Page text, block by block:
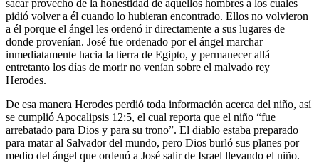
sacar provecho de la honestidad de aquellos hombres a los cuales
pidió volver a él cuando lo hubieran encontrado. Ellos no volvieron
a él porque el ángel les ordenó ir directamente a sus lugares de
donde provenían. José fue ordenado por el ángel marchar
inmediatamente hacia la tierra de Egipto, y permanecer allá
entretanto los días de morir no venían sobre el malvado rey
Herodes.
De esa manera Herodes perdió toda información acerca del niño, así
se cumplió Apocalipsis 12:5, el cual reporta que el niño “fue
arrebatado para Dios y para su trono”. El diablo estaba preparado
para matar al Salvador del mundo, pero Dios burló sus planes por
medio del ángel que ordenó a José salir de Israel llevando el niño.